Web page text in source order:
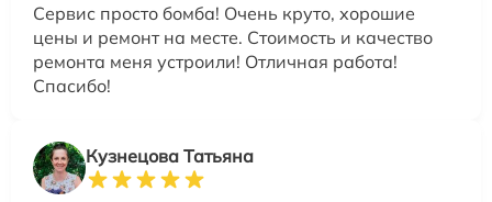
Сервис просто бомба! Очень круто, хорошие
цены и ремонт на месте. Стоимость и качество
ремонта меня устроили! Отличная работа!
Спасибо!
Кузнецова Татьяна